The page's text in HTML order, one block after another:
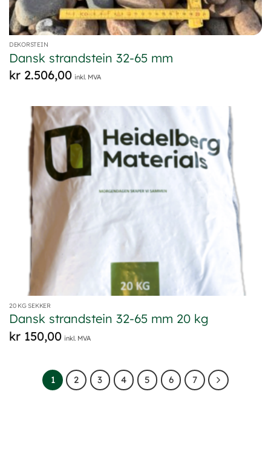
DEKORSTEIN
Dansk strandstein 32-65 mm
kr2.506,00 inkl. MVA
20 KG SEKKER
Dansk strandstein 32-65 mm 20 kg
kr150,00 inkl. MVA
1 2 3 4 5 6 7